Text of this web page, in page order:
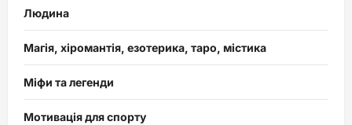
Людина
Магія, хіромантія, езотерика, таро, містика
Міфи та легенди
Мотивація для спорту